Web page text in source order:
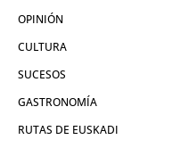
OPINIÓN
CULTURA
SUCESOS
GASTRONOMÍA
RUTAS DE EUSKADI